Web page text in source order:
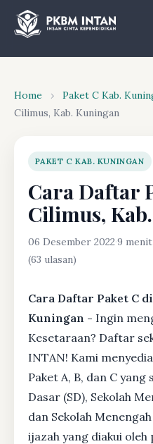
Home › Paket C Kab.
Cilimus, Kab. Kuningan
PAKET C KAB. KUNINGAN
Cara Daftar
Cilimus,
06 Desember 2022·9
(63 ulasan)
Cara Daftar Paket C
Kuningan - Ingin
Kesetaraan? Daftar
INTAN! Kami
Paket A, B, dan C
Dasar (SD), Sekolah
dan Sekolah
ijazah yang diakui